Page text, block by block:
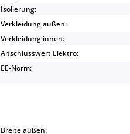
Isolierung:
Verkleidung außen:
Verkleidung innen:
Anschlusswert Elektro:
EE-Norm:
Breite außen: